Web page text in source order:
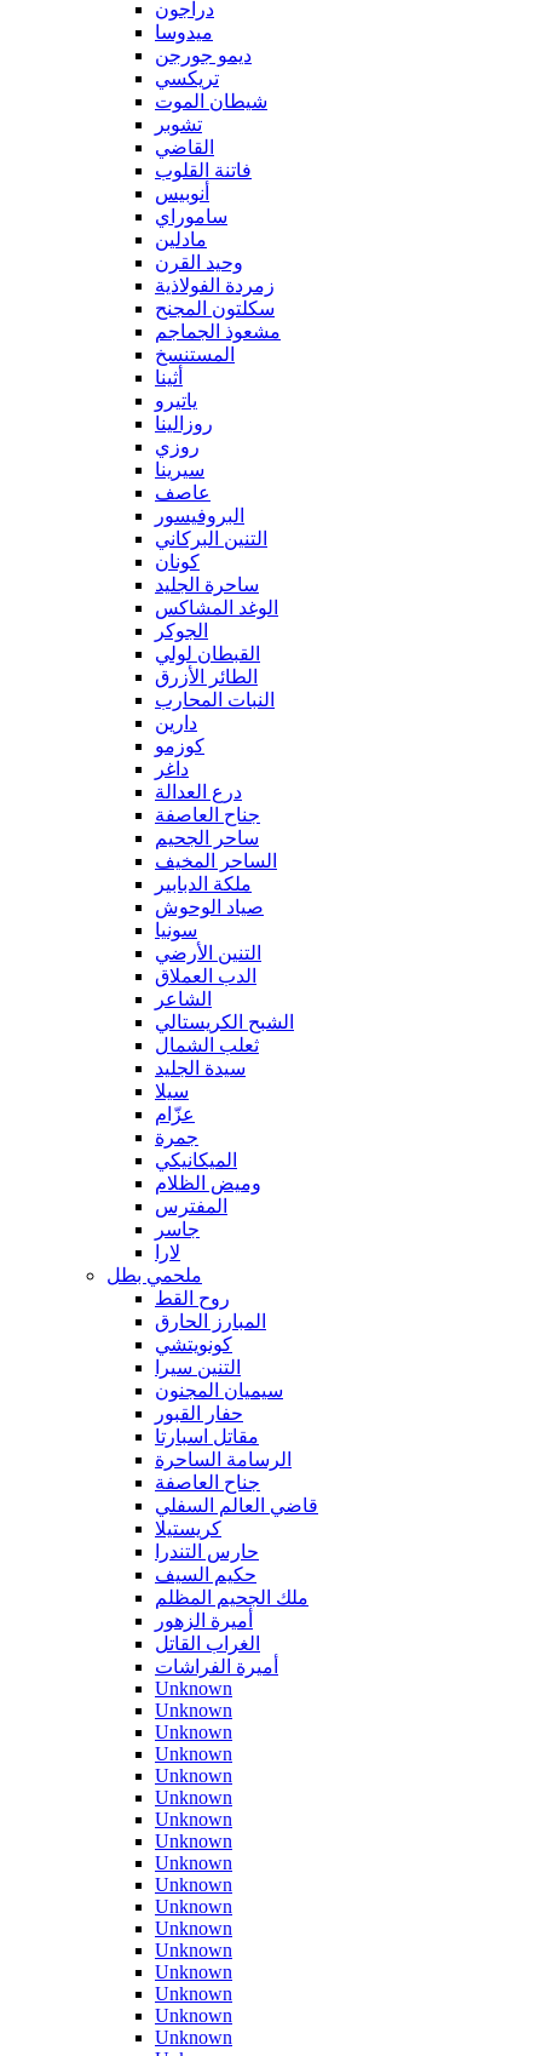
دراجون
ميدوسا
ديمو جورجن
تريكسي
شيطان الموت
تشوبر
القاضي
فاتنة القلوب
أنوبيس
ساموراي
مادلين
وحيد القرن
زمردة الفولاذية
سكلتون المجنح
مشعوذ الجماجم
المستنسخ
أثينا
ياتيرو
روزالينا
روزي
سيرينا
عاصف
البروفيسور
التنين البركاني
كونان
ساحرة الجليد
الوغد المشاكس
الجوكر
القبطان لولي
الطائر الأزرق
النبات المحارب
دارين
كوزمو
داغر
درع العدالة
جناح العاصفة
ساحر الجحيم
الساحر المخيف
ملكة الدبابير
صياد الوحوش
سونيا
التنين الأرضي
الدب العملاق
الشاعر
الشبح الكريستالي
ثعلب الشمال
سيدة الجليد
سيلا
عزّام
جمرة
الميكانيكي
وميض الظلام
المفترس
جاسر
لارا
ملحمي بطل
روح القط
المبارز الحارق
كونويتشي
التنين سيرا
سيميان المجنون
حفار القبور
مقاتل اسبارتا
الرسامة الساحرة
جناح العاصفة
قاضي العالم السفلي
كريستيلا
حارس التندرا
حكيم السيف
ملك الجحيم المظلم
أميرة الزهور
الغراب القاتل
أميرة الفراشات
Unknown
Unknown
Unknown
Unknown
Unknown
Unknown
Unknown
Unknown
Unknown
Unknown
Unknown
Unknown
Unknown
Unknown
Unknown
Unknown
Unknown